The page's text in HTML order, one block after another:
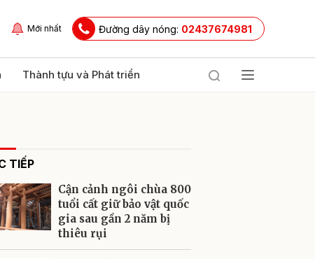
Mới nhất Đường dây nóng: 02437674981
Thành tựu và Phát triển
TIẾP
Cận cảnh ngôi chùa 800
tuổi cất giữ bảo vật quốc
gia sau gần 2 năm bị
thiêu rụi